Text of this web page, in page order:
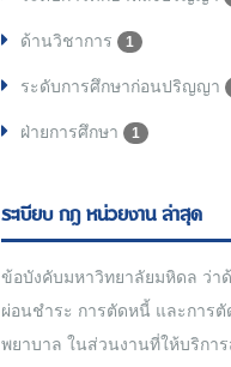
ด้านวิชาการ 1
ระดับการศึกษาก่อนปริญญา
ฝ่ายการศึกษา 1
ระเบียบ กฎ หน่วยงาน ล่าสุด
ข้อบังคับมหาวิทยาลัยมหิดล ว่า
ผ่อนชำระ การตัดหนี้ และการตั
พยาบาล ในส่วนงานที่ให้บริกา